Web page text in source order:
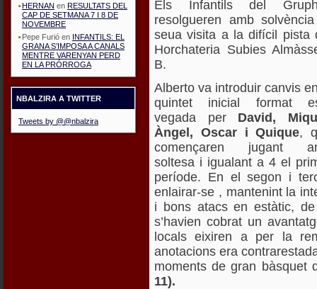
HERNAN en RESULTATS DEL
CAP DE SETMANA 7 I 8 DE
NOVEMBRE
Pepe Furió en INFANTILS: EL
GRANA S’IMPOSA A CANALS
MENTRE VARENYAN PERD
EN LA PRÓRROGA
NBALZIRA A TWITTER
Tweets by @@nbalzira
Els Infantils del
resolgueren amb
seua visita a la difícil pista
Horchateria Subies
B.
Alberto va introduir canvis
quintet inicial format
vegada per David,
Àngel, Oscar i Quique,
començaren jugant
soltesa i igualant a 4 el
període. En el segon i
enlairar-se , mantenint la
i bons atacs en estàtic,
s’havien cobrat un
locals eixiren a per la
anotacions era
moments de gran bàsquet
11).